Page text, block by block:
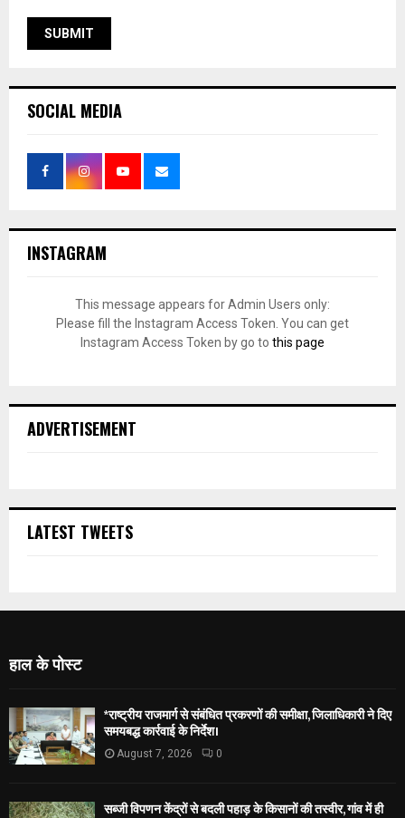
SOCIAL MEDIA
INSTAGRAM
This message appears for Admin Users only:
Please fill the Instagram Access Token. You can get
Instagram Access Token by go to this page
ADVERTISEMENT
LATEST TWEETS
हाल के पोस्ट
*राष्ट्रीय राजमार्ग से संबंधित प्रकरणों की समीक्षा, जिलाधिकारी ने दिए
समयबद्ध कार्रवाई के निर्देश।
August 7, 2026 0
सब्जी विपणन केंद्रों से बदली पहाड़ के किसानों की तस्वीर, गांव में ही